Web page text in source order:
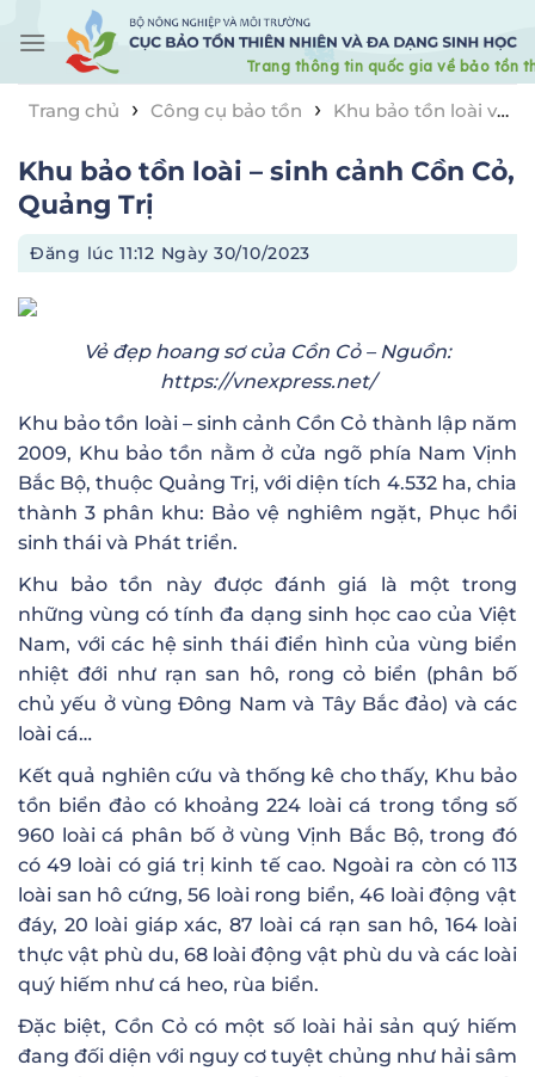
content
Trang chủ
› Công cụ bảo tồn ›
Khu bảo tồn loài và
Quảng Trị
Khu bảo tồn loài – sinh cảnh Cồn Cỏ,
Quảng Trị
Đăng lúc11:12 Ngày 30/10/2023
Vẻ đẹp hoang sơ của Cồn Cỏ – Nguồn:
https://vnexpress.net/
Khu bảo tồn loài – sinh cảnh Cồn Cỏ thành lập năm
2009, Khu bảo tồn nằm ở cửa ngõ phía Nam Vịnh
Bắc Bộ, thuộc Quảng Trị, với diện tích 4.532 ha, chia
thành 3 phân khu: Bảo vệ nghiêm ngặt, Phục hồi
sinh thái và Phát triển.
Khu bảo tồn này được đánh giá là một trong
những vùng có tính đa dạng sinh học cao của Việt
Nam, với các hệ sinh thái điển hình của vùng biển
nhiệt đới như rạn san hô, rong cỏ biển (phân bố
chủ yếu ở vùng Đông Nam và Tây Bắc đảo) và các
loài cá…
Kết quả nghiên cứu và thống kê cho thấy, Khu bảo
tồn biển đảo có khoảng 224 loài cá trong tổng số
960 loài cá phân bố ở vùng Vịnh Bắc Bộ, trong đó
có 49 loài có giá trị kinh tế cao. Ngoài ra còn có 113
loài san hô cứng, 56 loài rong biển, 46 loài động vật
đáy, 20 loài giáp xác, 87 loài cá rạn san hô, 164 loài
thực vật phù du, 68 loài động vật phù du và các loài
quý hiếm như cá heo, rùa biển.
Đặc biệt, Cồn Cỏ có một số loài hải sản quý hiếm
đang đối diện với nguy cơ tuyệt chủng như hải sâm